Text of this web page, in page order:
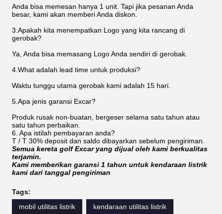
Anda bisa memesan hanya 1 unit. Tapi jika pesanan Anda
besar, kami akan memberi Anda diskon.
3.Apakah kita menempatkan Logo yang kita rancang di
gerobak?
Ya, Anda bisa memasang Logo Anda sendiri di gerobak.
4.What adalah lead time untuk produksi?
Waktu tunggu utama gerobak kami adalah 15 hari.
5.Apa jenis garansi Excar?
Produk rusak non-buatan, bergeser selama satu tahun atau
satu tahun perbaikan.
6. Apa istilah pembayaran anda?
T / T 30% deposit dan saldo dibayarkan sebelum pengiriman.
Semua kereta golf Excar yang dijual oleh kami berkualitas
terjamin.
Kami memberikan garansi 1 tahun untuk kendaraan listrik
kami dari tanggal pengiriman
Tags:
mobil utilitas listrik
kendaraan utilitas listrik